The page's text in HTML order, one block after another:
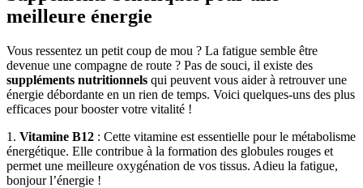
meilleure énergie
Vous ressentez un petit coup de mou ? La fatigue semble être
devenue une compagne de route ? Pas de souci, il existe des
suppléments nutritionnels qui peuvent vous aider à retrouver une
énergie débordante en un rien de temps. Voici quelques-uns des plus
efficaces pour booster votre vitalité !
1. Vitamine B12 : Cette vitamine est essentielle pour le métabolisme
énergétique. Elle contribue à la formation des globules rouges et
permet une meilleure oxygénation de vos tissus. Adieu la fatigue,
bonjour l’énergie !